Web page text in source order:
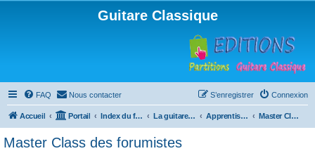
Guitare Classique
FAQ Nous contacter Connexion
S’enregistrer
Accueil Portail Index du forum La guitare : instrument, cours et théorie Apprentissage et enseignement de la guitare Master Class des forumistes
Master Class des forumistes